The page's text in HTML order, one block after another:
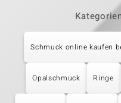
Schmuck online kaufen
Opalschmuck Ringe